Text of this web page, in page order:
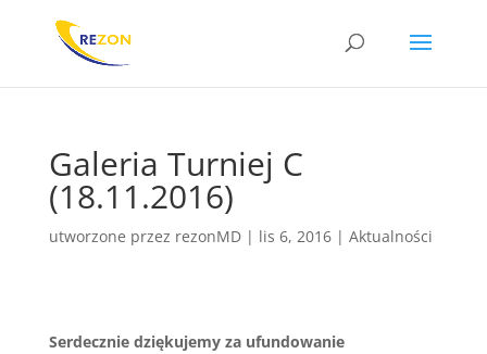
Galeria Turniej C
(18.11.2016)
utworzone przez rezonMD| lis 6, 2016| Aktualności
Serdecznie dziękujemy za ufundowanie